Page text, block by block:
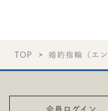
TOP 婚約指輪（エ